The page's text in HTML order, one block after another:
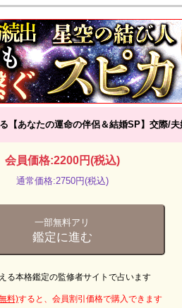
【あなたの運命の伴侶＆結婚SP】交際/夫
会員価格:2200円(税込)
通常価格:2750円(税込)
一部無料アリ
鑑定に進む
る本格鑑定の監修者サイトで占います
料)すると、会員割引価格で購入できます